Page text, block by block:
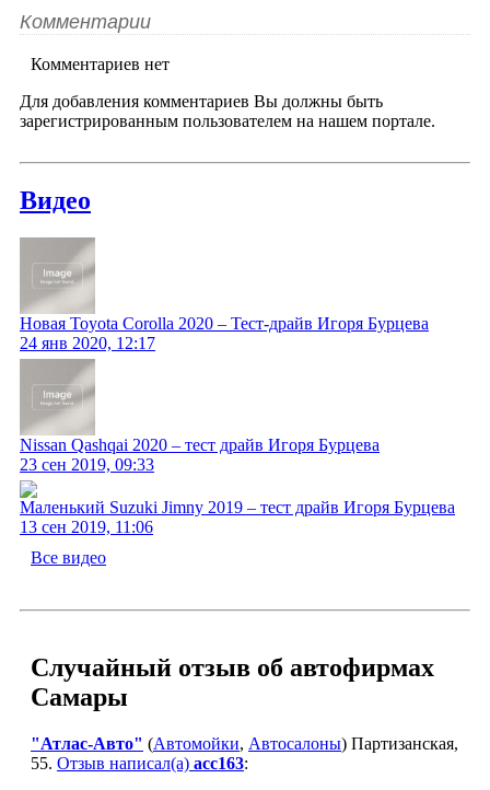
Комментарии
Комментариев нет
Для добавления комментариев Вы должны быть
зарегистрированным пользователем на нашем портале.
Видео
Новая Toyota Corolla 2020 – Тест-драйв Игоря Бурцева
24 янв 2020, 12:17
Nissan Qashqai 2020 – тест драйв Игоря Бурцева
23 сен 2019, 09:33
Маленький Suzuki Jimny 2019 – тест драйв Игоря Бурцева
13 сен 2019, 11:06
Все видео
Случайный отзыв об автофирмах
Самары
"Атлас-Авто" (Автомойки, Автосалоны) Партизанская,
55. Отзыв написал(а) acc163: